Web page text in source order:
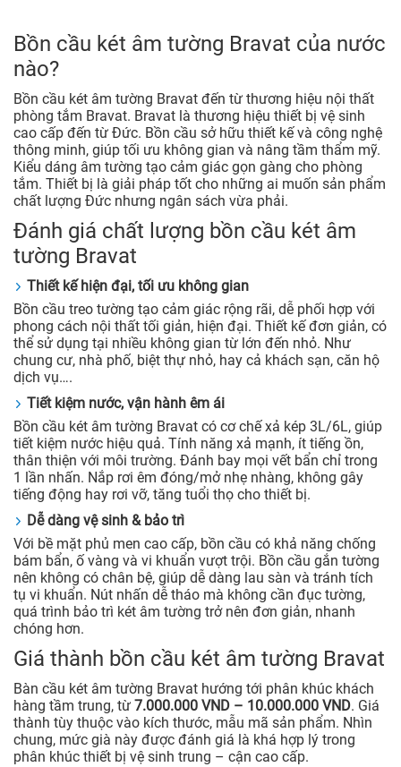
Bồn cầu két âm tường Bravat của nước
nào?
Bồn cầu két âm tường Bravat đến từ thương hiệu nội thất
phòng tắm Bravat. Bravat là thương hiệu thiết bị vệ sinh
cao cấp đến từ Đức. Bồn cầu sở hữu thiết kế và công nghệ
thông minh, giúp tối ưu không gian và nâng tầm thẩm mỹ.
Kiểu dáng âm tường tạo cảm giác gọn gàng cho phòng
tắm. Thiết bị là giải pháp tốt cho những ai muốn sản phẩm
chất lượng Đức nhưng ngân sách vừa phải.
Đánh giá chất lượng bồn cầu két âm
tường Bravat
Thiết kế hiện đại, tối ưu không gian
Bồn cầu treo tường tạo cảm giác rộng rãi, dễ phối hợp với
phong cách nội thất tối giản, hiện đại. Thiết kế đơn giản, có
thể sử dụng tại nhiều không gian từ lớn đến nhỏ. Như
chung cư, nhà phố, biệt thự nhỏ, hay cả khách sạn, căn hộ
dịch vụ….
Tiết kiệm nước, vận hành êm ái
Bồn cầu két âm tường Bravat có cơ chế xả kép 3L/6L, giúp
tiết kiệm nước hiệu quả. Tính năng xả mạnh, ít tiếng ồn,
thân thiện với môi trường. Đánh bay mọi vết bẩn chỉ trong
1 lần nhấn. Nắp rơi êm đóng/mở nhẹ nhàng, không gây
tiếng động hay rơi vỡ, tăng tuổi thọ cho thiết bị.
Dễ dàng vệ sinh & bảo trì
Với bề mặt phủ men cao cấp, bồn cầu có khả năng chống
bám bẩn, ố vàng và vi khuẩn vượt trội. Bồn cầu gắn tường
nên không có chân bệ, giúp dễ dàng lau sàn và tránh tích
tụ vi khuẩn. Nút nhấn dễ tháo mà không cần đục tường,
quá trình bảo trì két âm tường trở nên đơn giản, nhanh
chóng hơn.
Giá thành bồn cầu két âm tường Bravat
Bàn cầu két âm tường Bravat hướng tới phân khúc khách
hàng tầm trung, từ 7.000.000 VND – 10.000.000 VND. Giá
thành tùy thuộc vào kích thước, mẫu mã sản phẩm. Nhìn
chung, mức già này được đánh giá là khá hợp lý trong
phân khúc thiết bị vệ sinh trung – cận cao cấp.